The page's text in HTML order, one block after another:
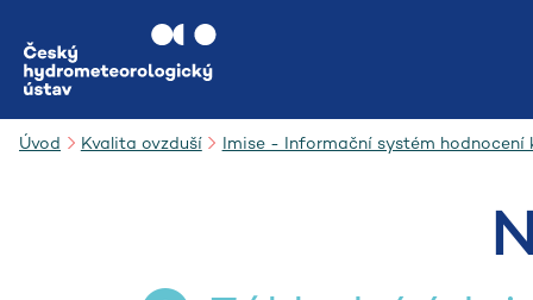
Úvod Kvalita ovzduší Imise - Informační systém hodnocení